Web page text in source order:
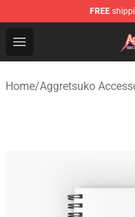
FREE
Open menu
Aggretsuko Store -
Home/Aggretsuko